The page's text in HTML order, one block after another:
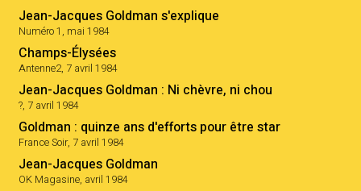
Jean-Jacques Goldman s'explique
Numéro 1, mai 1984
Champs-Élysées
Antenne2, 7 avril 1984
Jean-Jacques Goldman : Ni chèvre, ni chou
?, 7 avril 1984
Goldman : quinze ans d'efforts pour être star
France Soir, 7 avril 1984
Jean-Jacques Goldman
OK Magasine, avril 1984